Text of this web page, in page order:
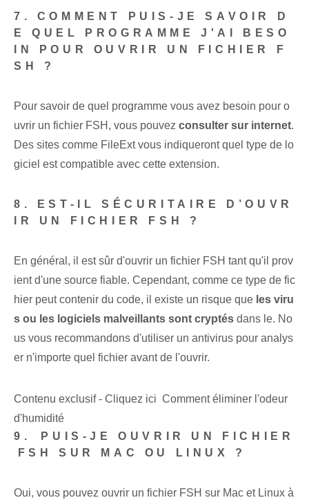
7. COMMENT PUIS-JE SAVOIR D
E QUEL PROGRAMME J'AI BESO
IN POUR OUVRIR UN FICHIER F
SH ?
Pour savoir de quel programme vous avez besoin pour o
uvrir un fichier FSH, vous pouvez consulter sur internet.
Des sites comme FileExt vous indiqueront quel type de lo
giciel est compatible avec cette extension.
8. EST-IL SÉCURITAIRE D’OUVR
IR UN FICHIER FSH ?
En général, il est sûr d'ouvrir un fichier FSH tant qu'il prov
ient d'une source fiable. ‌Cependant,​ comme ce type de fic
hier peut contenir du ⁤code, il existe​ un risque que les viru
s ou les logiciels malveillants sont cryptés dans le. No
us vous recommandons d'utiliser un antivirus ⁤pour analys
er n'importe quel fichier avant de l'ouvrir.
Contenu exclusif - Cliquez ici Comment éliminer l'odeur
d'humidité
9.⁢ PUIS-JE OUVRIR UN FICHIER
⁢FSH SUR‌ MAC OU ‍LINUX ?
Oui, vous pouvez ouvrir un fichier FSH sur Mac et Linux à